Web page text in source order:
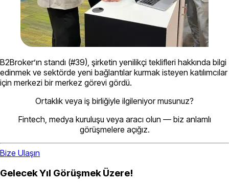
B2Broker’ın standı (#39), şirketin yenilikçi teklifleri hakkında bilgi
edinmek ve sektörde yeni bağlantılar kurmak isteyen katılımcılar
için merkezi bir merkez görevi gördü.
Ortaklık veya iş birliğiyle ilgileniyor musunuz?
Fintech, medya kuruluşu veya aracı olun — biz anlamlı
görüşmelere açığız.
Bize Ulaşın
Gelecek Yıl Görüşmek Üzere!